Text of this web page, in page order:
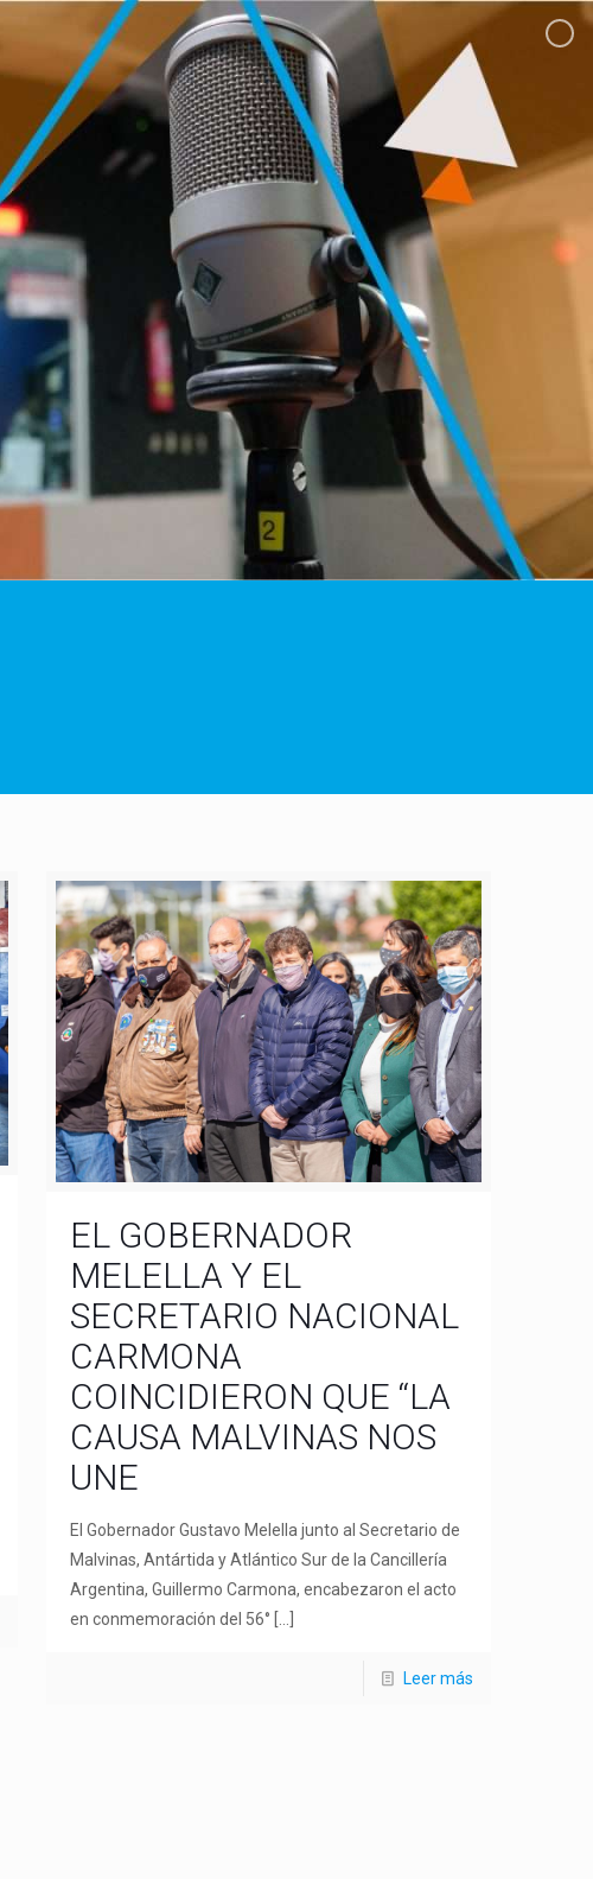
EL GOBERNADOR
MELELLA Y EL
SECRETARIO NACIONAL
CARMONA
COINCIDIERON QUE “LA
CAUSA MALVINAS NOS
UNE
El Gobernador Gustavo Melella junto al Secretario de
Malvinas, Antártida y Atlántico Sur de la Cancillería
Argentina, Guillermo Carmona, encabezaron el acto
en conmemoración del 56°
Leer más